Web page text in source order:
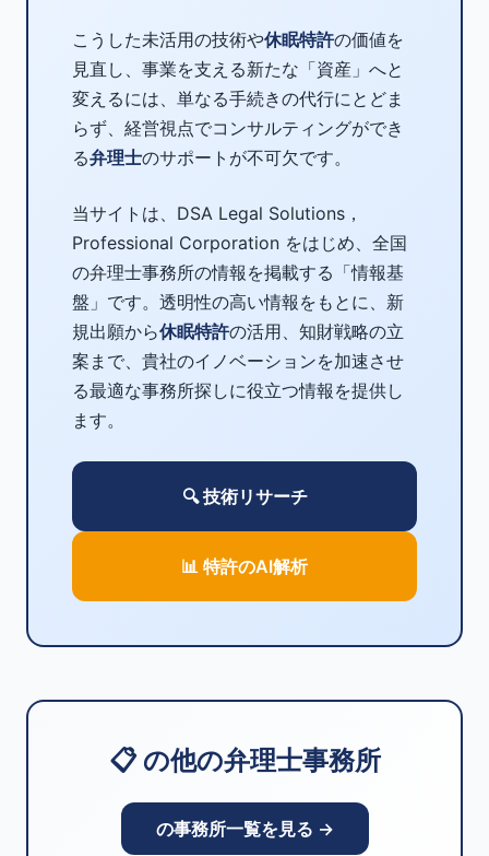
こうした未活用の技術や休眠特許の価値を
見直し、事業を支える新たな「資産」へと
変えるには、単なる手続きの代行にとどま
らず、経営視点でコンサルティングができ
る弁理士のサポートが不可欠です。
当サイトは、DSA Legal Solutions，
Professional Corporation をはじめ、全国
の弁理士事務所の情報を掲載する「情報基
盤」です。透明性の高い情報をもとに、新
規出願から休眠特許の活用、知財戦略の立
案まで、貴社のイノベーションを加速させ
る最適な事務所探しに役立つ情報を提供し
ます。
🔍 技術リサーチ
📊 特許のAI解析
📋 の他の弁理士事務所
の事務所一覧を見る →